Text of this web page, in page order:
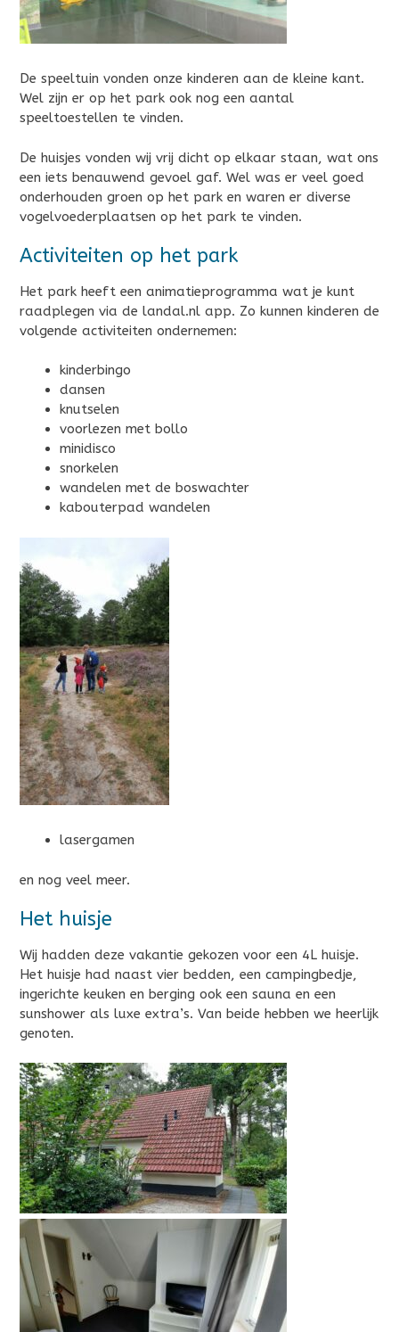
De speeltuin vonden onze kinderen aan de kleine kant.
Wel zijn er op het park ook nog een aantal
speeltoestellen te vinden.
De huisjes vonden wij vrij dicht op elkaar staan, wat ons
een iets benauwend gevoel gaf. Wel was er veel goed
onderhouden groen op het park en waren er diverse
vogelvoederplaatsen op het park te vinden.
Activiteiten op het park
Het park heeft een animatieprogramma wat je kunt
raadplegen via de landal.nl app. Zo kunnen kinderen de
volgende activiteiten ondernemen:
kinderbingo
dansen
knutselen
voorlezen met bollo
minidisco
snorkelen
wandelen met de boswachter
kabouterpad wandelen
lasergamen
en nog veel meer.
Het huisje
Wij hadden deze vakantie gekozen voor een 4L huisje.
Het huisje had naast vier bedden, een campingbedje,
ingerichte keuken en berging ook een sauna en een
sunshower als luxe extra’s. Van beide hebben we heerlijk
genoten.